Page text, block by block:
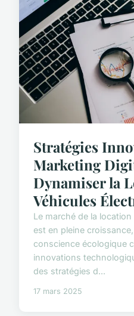
Stratégies
Marketing
Dynamiser la
Véhicules
Le marché de la
est en pleine
conscience écologique
innovations
des stratégies d...
17 mars 2025